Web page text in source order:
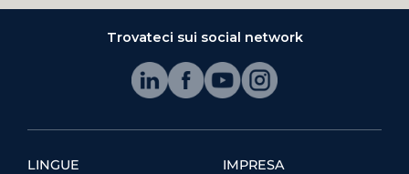
Trovateci sui social network
LINGUE
IMPRESA